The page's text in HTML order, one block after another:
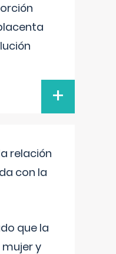
+
relación
con la
que la
y